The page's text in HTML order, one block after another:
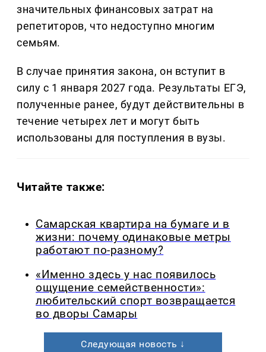
значительных финансовых затрат на
репетиторов, что недоступно многим
семьям.
В случае принятия закона, он вступит в
силу с 1 января 2027 года. Результаты ЕГЭ,
полученные ранее, будут действительны в
течение четырех лет и могут быть
использованы для поступления в вузы.
Читайте также:
Самарская квартира на бумаге и в
жизни: почему одинаковые метры
работают по-разному?
«Именно здесь у нас появилось
ощущение семейственности»:
любительский спорт возвращается
во дворы Самары
Следующая новость ↓